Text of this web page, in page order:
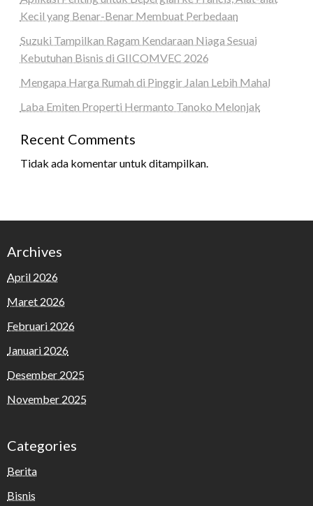
Kecil yang Benar-Benar Membuat Perbedaan
Suzuki Tampilkan Ragam Kendaraan Niaga Sesuai
Kebutuhan Bisnis di GIICOMVEC 2026
Mengapa Harga Rumah di Pinggir Jalan Lebih Mahal
Laba Emiten Properti Hermanto Tanoko Melonjak
Recent Comments
Tidak ada komentar untuk ditampilkan.
Archives
April 2026
Maret 2026
Februari 2026
Januari 2026
Desember 2025
November 2025
Categories
Berita
Bisnis